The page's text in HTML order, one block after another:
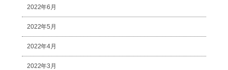
2022年6月
2022年5月
2022年4月
2022年3月